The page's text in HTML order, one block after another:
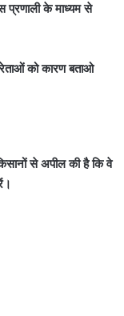
के माध्यम से
को कारण बताओ
से अपील की है कि वे